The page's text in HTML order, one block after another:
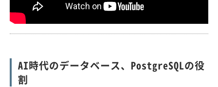
AI時代のデータベース、PostgreSQLの役
割